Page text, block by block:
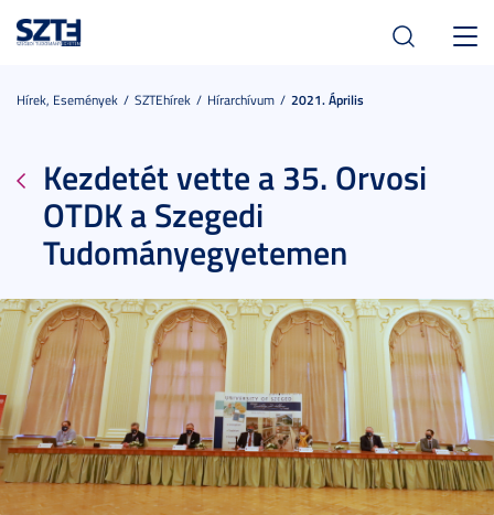
Hírek, Események SZTEhírek Hírarchívum 2021. Április
Kezdetét vette a 35. Orvosi
OTDK a Szegedi
Tudományegyetemen